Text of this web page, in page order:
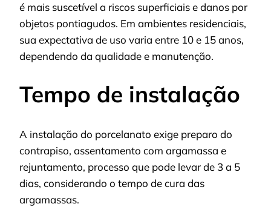
é mais suscetível a riscos superficiais e danos por
objetos pontiagudos. Em ambientes residenciais,
sua expectativa de uso varia entre 10 e 15 anos,
dependendo da qualidade e manutenção.
Tempo de instalação
A instalação do porcelanato exige preparo do
contrapiso, assentamento com argamassa e
rejuntamento, processo que pode levar de 3 a 5
dias, considerando o tempo de cura das
argamassas.